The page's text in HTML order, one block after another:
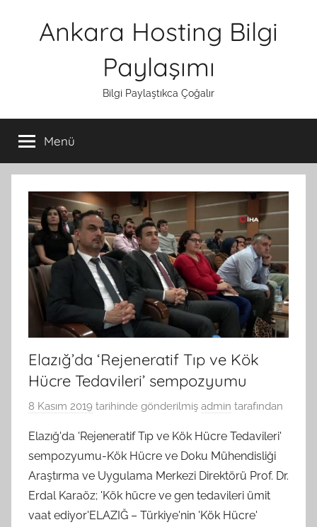
Ankara Hosting Bilgi
Paylaşımı
Bilgi Paylaştıkca Çoğalır
Menü
Elazığ’da ‘Rejeneratif Tıp ve Kök
Hücre Tedavileri’ sempozyumu
8 Kasım 2019 tarihinde gönderilmiş admin tarafından
Elazığ'da 'Rejeneratif Tıp ve Kök Hücre Tedavileri'
sempozyumu-Kök Hücre ve Doku Mühendisliği
Araştırma ve Uygulama Merkezi Direktörü Prof. Dr.
Erdal Karaöz; 'Kök hücre ve gen tedavileri ümit
vaat ediyor'ELAZIĞ – Türkiye'nin 'Kök Hücre'